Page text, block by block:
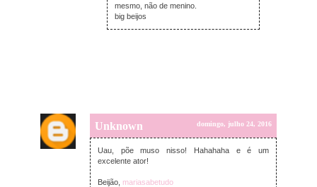
mesmo, não de menino.
big beijos
Unknown domingo, julho 24, 2016
Uau, põe muso nisso! Hahahaha e é um
excelente ator!
Beijão, mariasabetudo